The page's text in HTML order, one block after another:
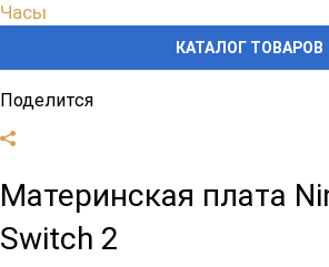
КАТАЛОГ ТОВАРОВ
Часы
Поделится
Материнская плата
Switch 2